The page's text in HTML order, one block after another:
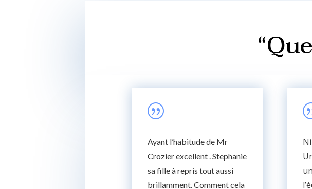
|
Ayant l’habitude de Mr
Crozier excellent . Stephanie
sa fille à repris tout aussi
brillamment. Comment cela